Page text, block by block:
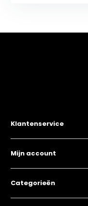
Klantenservice
Mijn account
Categorieën